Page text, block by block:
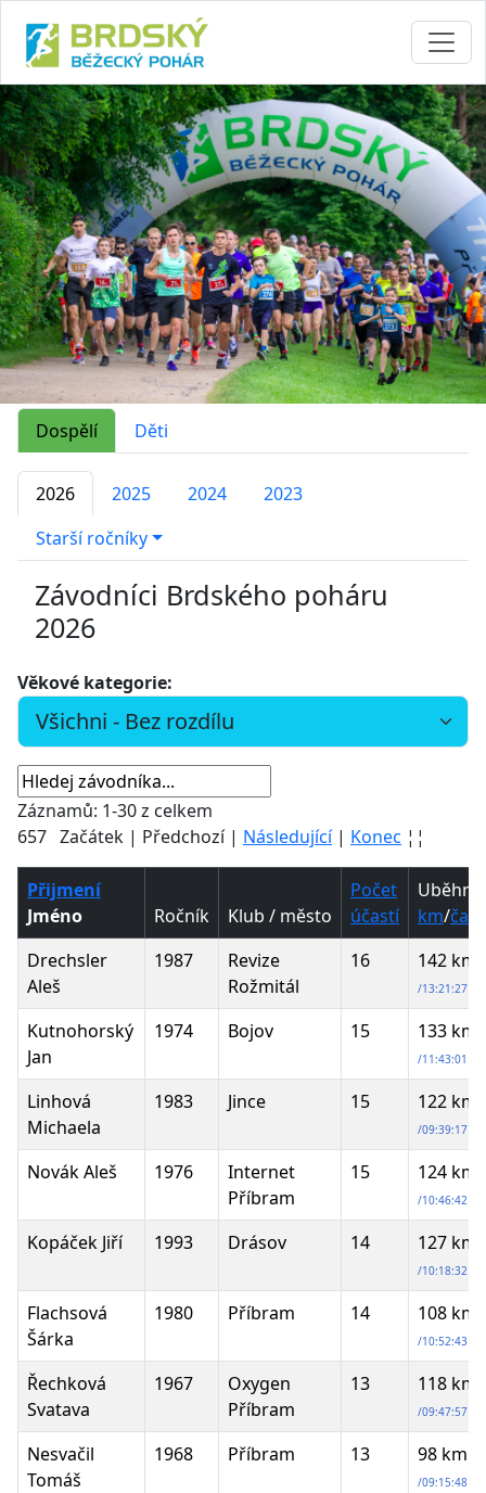
Dospělí Děti
2026 2025 2024
2023
Starší ročníky
Závodníci Brdského poháru
2026
Věkové kategorie:
Záznamů: 1-30 z celkem
657 Začátek | Předchozí | Následující| Konec ¦¦
Přijmení
Jméno
Ročník Klub / město
Počet
účastí
km/čas
Drechsler
Aleš
1987
Revize
Rožmitál
16 142 km
/13:21:27
Kutnohorský
Jan
1974 Bojov 15 133 km
/11:43:01
Linhová
Michaela
1983 Jince 15 122 km
/09:39:17
Novák Aleš 1976
Internet
Příbram
15 124 km
/10:46:42
Kopáček Jiří 1993 Drásov 14 127 km
/10:18:32
Flachsová
Šárka
1980 Příbram 14 108 km
/10:52:43
Řechková
Svatava
1967
Oxygen
Příbram
13 118 km
/09:47:57
Nesvačil
Tomáš
1968 Příbram 13 98 km
/09:15:48